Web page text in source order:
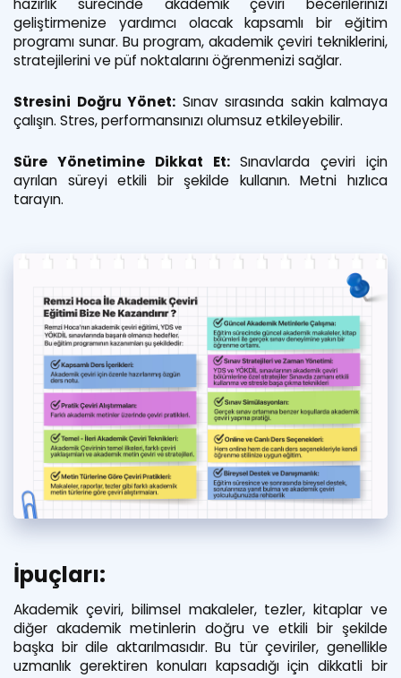
hazırlık sürecinde akademik çeviri becerilerinizi
geliştirmenize yardımcı olacak kapsamlı bir eğitim
programı sunar. Bu program, akademik çeviri tekniklerini,
stratejilerini ve püf noktalarını öğrenmenizi sağlar.
Stresini Doğru Yönet: Sınav sırasında sakin kalmaya
çalışın. Stres, performansınızı olumsuz etkileyebilir.
Süre Yönetimine Dikkat Et:Sınavlarda çeviri için
ayrılan süreyi etkili bir şekilde kullanın. Metni hızlıca
tarayın.
İpuçları:
Akademik çeviri, bilimsel makaleler, tezler, kitaplar ve
diğer akademik metinlerin doğru ve etkili bir şekilde
başka bir dile aktarılmasıdır. Bu tür çeviriler, genellikle
uzmanlık gerektiren konuları kapsadığı için dikkatli bir